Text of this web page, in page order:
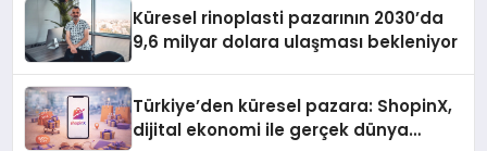
Küresel rinoplasti pazarının 2030’da
9,6 milyar dolara ulaşması bekleniyor
Türkiye’den küresel pazara: ShopinX,
dijital ekonomi ile gerçek dünya